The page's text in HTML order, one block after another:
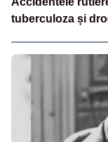
tuberculoza și